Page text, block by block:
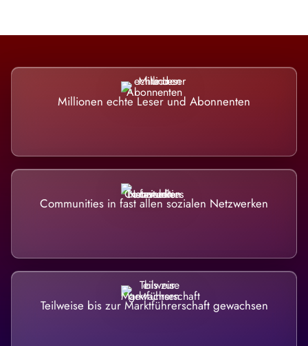
Millionen echte Leser und Abonnenten
Communities in fast allen sozialen Netzwerken
Teilweise bis zur Marktführerschaft gewachsen